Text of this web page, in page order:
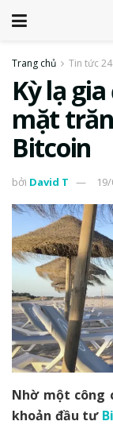
Trang chủ Tin tức
Kỳ lạ
mặt
Bitcoin
bởi David T
Nhờ một
khoản đầu tư